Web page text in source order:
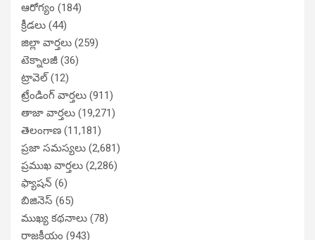
ఆరోగ్యం (184)
క్రీడలు (44)
జిల్లా వార్తలు (259)
టెక్నాలజీ (36)
ట్రావెల్(12)
ట్రేండింగ్ వార్తలు (911)
తాజా వార్తలు (19,271)
తెలంగాణ (11,181)
ప్రజా సమస్యలు (2,681)
ప్రముఖ వార్తలు (2,286)
ఫ్యాషన్ (6)
బిజినెస్ (65)
ముఖ్య కథనాలు (78)
రాజకీయం (943)